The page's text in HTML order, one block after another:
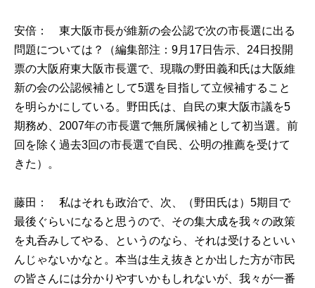
安倍： 東大阪市長が維新の会公認で次の市長選に出る
問題については？（編集部注：9月17日告示、24日投開
票の大阪府東大阪市長選で、現職の野田義和氏は大阪維
新の会の公認候補として5選を目指して立候補すること
を明らかにしている。野田氏は、自民の東大阪市議を5
期務め、2007年の市長選で無所属候補として初当選。前
回を除く過去3回の市長選で自民、公明の推薦を受けて
きた）。
藤田： 私はそれも政治で、次、（野田氏は）5期目で
最後ぐらいになると思うので、その集大成を我々の政策
を丸呑みしてやる、というのなら、それは受けるといい
んじゃないかなと。本当は生え抜きとか出した方が市民
の皆さんには分かりやすいかもしれないが、我々が一番